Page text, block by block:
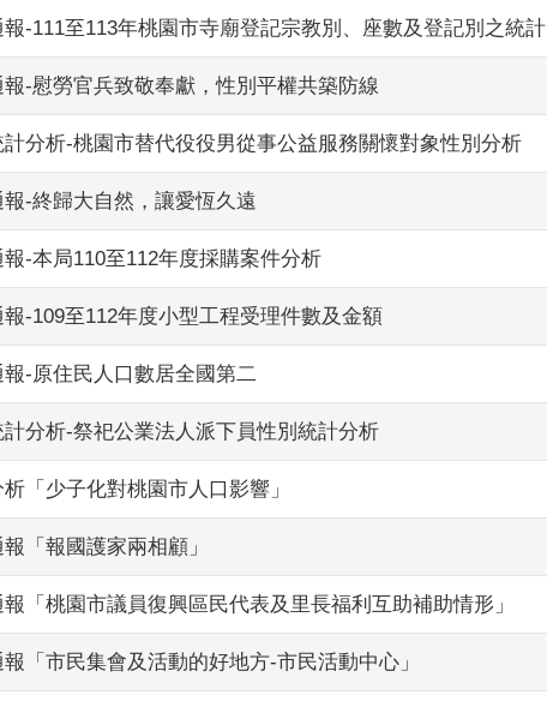
報-111至113年桃園市寺廟登記宗教別、座數及登記別之統計
報-慰勞官兵致敬奉獻，性別平權共築防線
計分析-桃園市替代役役男從事公益服務關懷對象性別分析
報-終歸大自然，讓愛恆久遠
-本局110至112年度採購案件分析
報-109至112年度小型工程受理件數及金額
報-原住民人口數居全國第二
計分析-祭祀公業法人派下員性別統計分析
「少子化對桃園市人口影響」
「報國護家兩相顧」
「桃園市議員復興區民代表及里長福利互助補助情形」
「市民集會及活動的好地方-市民活動中心」